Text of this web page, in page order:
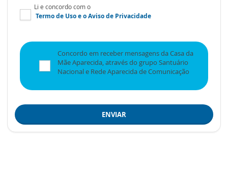
Li e concordo com o
Termo de Usoe oAviso de Privacidade
Concordo em receber mensagens da Casa da
Mãe Aparecida, através do grupo Santuário
Nacional e Rede Aparecida de Comunicação
ENVIAR